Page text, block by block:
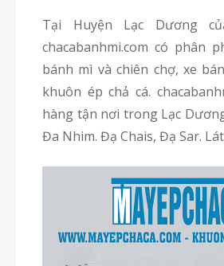
Tại Huyện Lạc Dương của Lâm Đồng,
chacabanhmi.com có phân
bánh mì và chiên chợ, xe
khuôn ép chả cá.
hàng tận nơi trong Lạc
Đa Nhim. Đạ Chais, Đạ Sar.